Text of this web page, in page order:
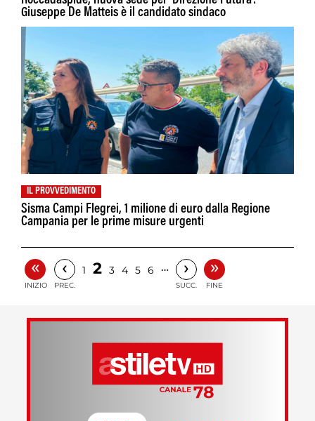
Giuseppe De Matteis è il candidato sindaco
IL PROVVEDIMENTO
Sisma Campi Flegrei, 1 milione di euro dalla Regione
Campania per le prime misure urgenti
«
INIZIO
‹
PREC.
1 2 3 4 5 6 … ›
SUCC.
»
FINE